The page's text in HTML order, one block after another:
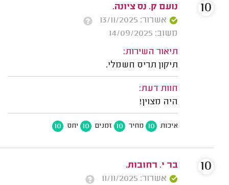
נועם ק. נס ציונה.
אשרור: 13/11/2025
משוב: 14/09/2025
תיאור השירות:
תיקון תריס חשמלי.
חוות דעת:
היה מצוין!
איכות 10 מחיר 10 זמנים 10 יחס 10
10
בר י. רחובות.
אשרור: 11/11/2025
10